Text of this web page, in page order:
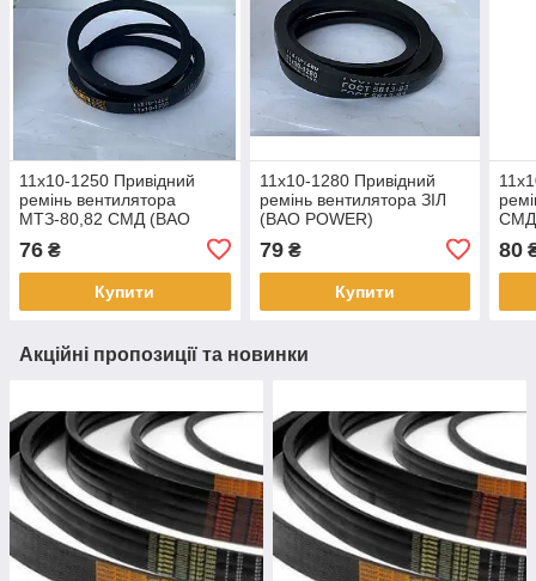
11х10-1250 Привідний
ремінь вентилятора
МТЗ-80,82 СМД (BAO
76 ₴
Купити
11х10-1280 Привідний
ремінь вентилятора ЗІЛ
(BAO POWER)
79₴
Купити
СМД
80
Акційні пропозиції та новинки